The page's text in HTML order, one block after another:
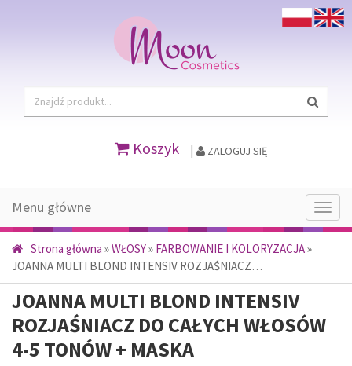
Koszyk ZALOGUJ SIĘ
Menu
Menu główne
Strona główna »WŁOSY» FARBOWANIE I KOLORYZACJA»
JOANNA MULTI BLOND INTENSIV ROZJAŚNIACZ…
JOANNA MULTI BLOND INTENSIV
ROZJAŚNIACZ DO CAŁYCH WŁOSÓW
4-5 TONÓW + MASKA